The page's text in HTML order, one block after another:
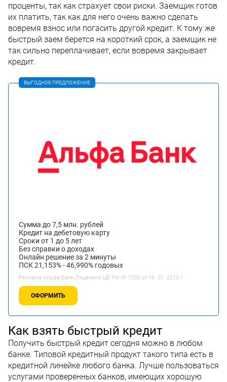
проценты, так как страхует свои риски. Заемщик готов
их платить, так как для него очень важно сделать
вовремя взнос или погасить другой кредит. К тому же
быстрый заем берется на короткий срок, а заемщик не
так сильно переплачивает, если вовремя закрывает
кредит.
ВЫГОДНОЕ ПРЕДЛОЖЕНИЕ
Сумма до 7,5 млн. рублей
Кредит на дебетовую карту
Сроки от 1 до 5 лет
Без справки о доходах
Онлайн решение за 2 минуты
ПСК 21,153% - 46,990% годовых
Реклама Альфа-Банк.Лицензия ЦБ РФ № 1326 от 16. 01. 2015 г.
ОФОРМИТЬ
Как взять быстрый кредит
Получить быстрый кредит сегодня можно в любом
банке. Типовой кредитный продукт такого типа есть в
кредитной линейке любого банка. Лучше пользоваться
услугами проверенных банков, имеющих хорошую